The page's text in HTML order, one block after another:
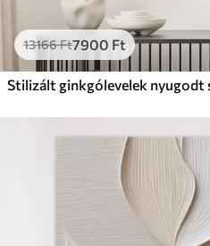
Eco-Prémium
Tól12405Ft
✓Élénk, gazdag színek
✓Fakulásálló
Környezetbarát anyag
13166Ft7900 Ft